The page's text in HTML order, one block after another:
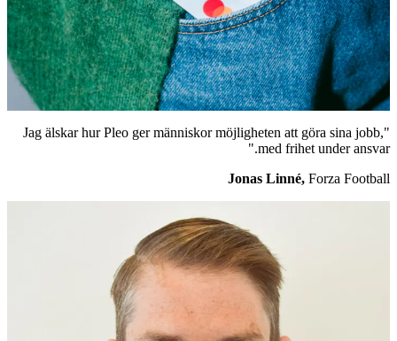
"Jag älskar hur Pleo ger människor möjligheten att göra sina jobb,
med frihet under ansvar."
Jonas Linné, Forza Football